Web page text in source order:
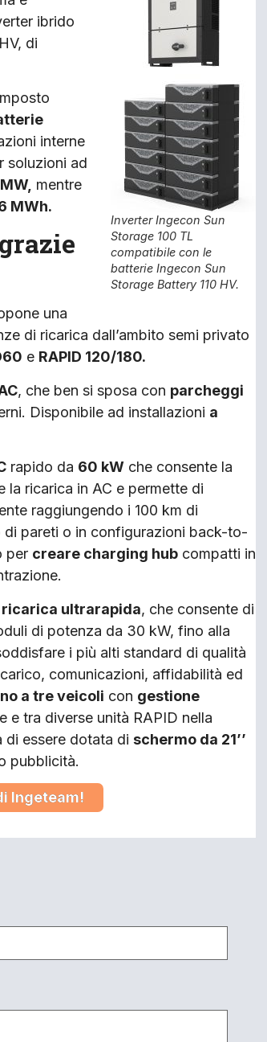
Inverter Ingecon Sun
Storage 100 TL
compatibile con le
batterie Ingecon Sun
Storage Battery 110 HV.
ibrido
di
interne
soluzioni ad
mentre
MWh.
una
di ricarica dall’ambito semi privato
e RAPID 120/180.
, che ben si sposa con parcheggi
Disponibile ad installazioni a
rapido da 60 kW che consente la
la ricarica in AC e permette di
raggiungendo i 100 km di
di pareti o in configurazioni back-to-
per creare charging hub compatti in
ricarica ultrarapida, che consente di
di potenza da 30 kW, fino alla
i più alti standard di qualità
comunicazioni, affidabilità ed
a tre veicoli con gestione
e tra diverse unità RAPID nella
di essere dotata di schermo da 21’’
pubblicità.
Ingeteam!